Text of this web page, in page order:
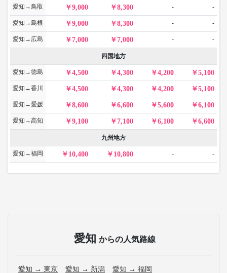
愛知→鳥取 9,000 8,300 - -
愛知→島根 9,000 8,300 - -
愛知→広島 7,000 7,000 - -
四国地方
愛知→徳島 4,500 4,300 4,200 5,100
愛知→香川 4,500 4,300 4,200 5,100
愛知→愛媛 8,600 6,600 5,600 6,100
愛知→高知 9,100 7,100 6,100 6,600
九州地方
愛知→福岡 10,400 10,800 - -
愛知 からの人気路線
愛知 → 東京 愛知 → 新潟 愛知 → 福岡